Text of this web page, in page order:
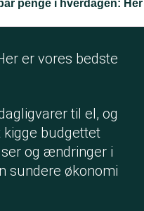
penge i hverdagen:
er vores bedste
til el, og
budgettet
og ændringer i
sundere økonomi